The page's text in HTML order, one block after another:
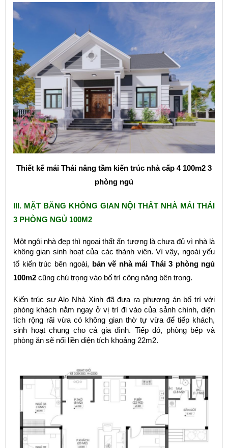
Thiết kế mái Thái nâng tầm kiến trúc nhà cấp 4 100m2 3
phòng ngủ
III. MẶT BẰNG KHÔNG GIAN NỘI THẤT NHÀ MÁI THÁI
3 PHÒNG NGỦ 100M2
Một ngôi nhà đẹp thì ngoại thất ấn tượng là chưa đủ vì nhà là
không gian sinh hoạt của các thành viên. Vì vậy, ngoài yếu
tố kiến trúc bên ngoài, bản vẽ nhà mái Thái 3 phòng ngủ
100m2 cũng chú trọng vào bố trí công năng bên trong.
Kiến trúc sư Alo Nhà Xinh đã đưa ra phương án bố trí với
phòng khách nằm ngay ở vị trí đi vào của sảnh chính, diện
tích rộng rãi vừa có không gian thờ tự vừa để tiếp khách,
sinh hoạt chung cho cả gia đình. Tiếp đó, phòng bếp và
phòng ăn sẽ nối liền diện tích khoảng 22m2.